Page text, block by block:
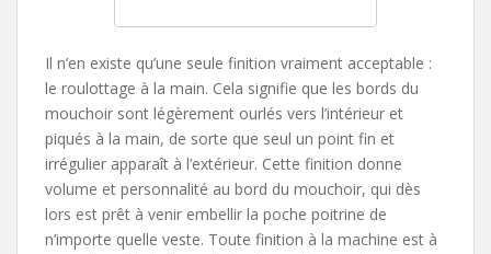
Il n’en existe qu’une seule finition vraiment acceptable :
le roulottage à la main. Cela signifie que les bords du
mouchoir sont légèrement ourlés vers l’intérieur et
piqués à la main, de sorte que seul un point fin et
irrégulier apparaît à l’extérieur. Cette finition donne
volume et personnalité au bord du mouchoir, qui dès
lors est prêt à venir embellir la poche poitrine de
n’importe quelle veste. Toute finition à la machine est à